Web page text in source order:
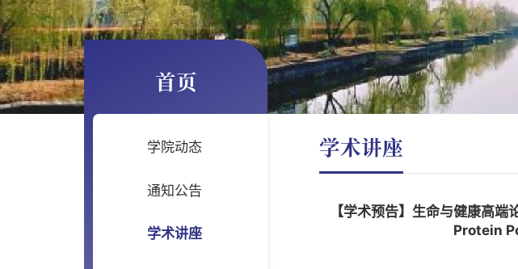
首页
学院动态
通知公告
学术讲座
学术讲座
【学术预告】生命与健康
Protein